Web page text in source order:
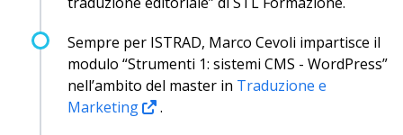
Sempre per ISTRAD, Marco Cevoli impartisce il
modulo “Strumenti 1: sistemi CMS - WordPress”
nell’ambito del master in Traduzione e
Marketing
.